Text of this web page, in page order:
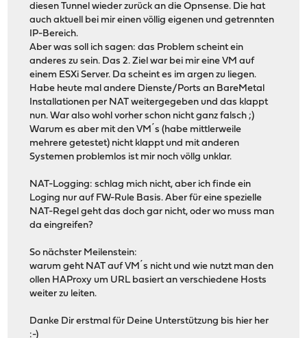
diesen Tunnel wieder zurück an die Opnsense. Die hat
auch aktuell bei mir einen völlig eigenen und getrennten
IP-Bereich.
Aber was soll ich sagen: das Problem scheint ein
anderes zu sein. Das 2. Ziel war bei mir eine VM auf
einem ESXi Server. Da scheint es im argen zu liegen.
Habe heute mal andere Dienste/Ports an BareMetal
Installationen per NAT weitergegeben und das klappt
nun. War also wohl vorher schon nicht ganz falsch ;)
Warum es aber mit den VM´s (habe mittlerweile
mehrere getestet) nicht klappt und mit anderen
Systemen problemlos ist mir noch völlg unklar.
NAT-Logging: schlag mich nicht, aber ich finde ein
Loging nur auf FW-Rule Basis. Aber für eine spezielle
NAT-Regel geht das doch gar nicht, oder wo muss man
da eingreifen?
So nächster Meilenstein:
warum geht NAT auf VM´s nicht und wie nutzt man den
ollen HAProxy um URL basiert an verschiedene Hosts
weiter zu leiten.
Danke Dir erstmal für Deine Unterstützung bis hier her
:-)